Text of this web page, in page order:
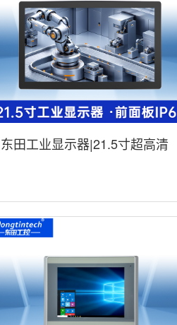
东田工业显示器|21.5寸超高清